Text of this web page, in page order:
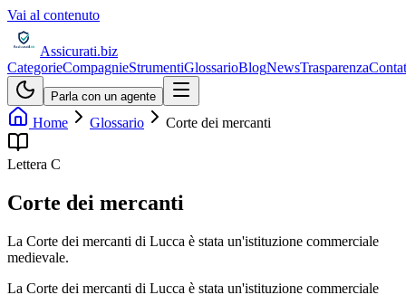
Vai al contenuto
Assicurati.biz
CategorieCompagnieStrumentiGlossarioBlogNewsTrasparenza
Parla con un agente
Home Glossario Corte dei mercanti
Lettera C
Corte dei mercanti
La Corte dei mercanti di Lucca è stata un'istituzione commerciale
medievale.
La Corte dei mercanti di Lucca è stata un'istituzione commerciale